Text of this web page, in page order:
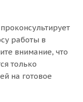
проконсультирует
работы в
внимание, что
только
на готовое